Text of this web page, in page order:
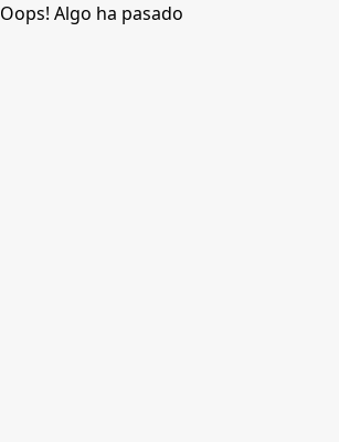
Oops! Algo ha pasado